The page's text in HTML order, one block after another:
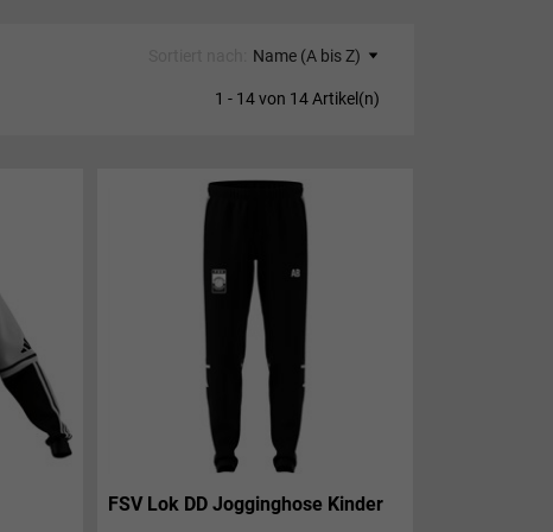
Name (A bis Z)
1 - 14 von 14 Artikel(n)
FSV Lok DD Jogginghose Kinder